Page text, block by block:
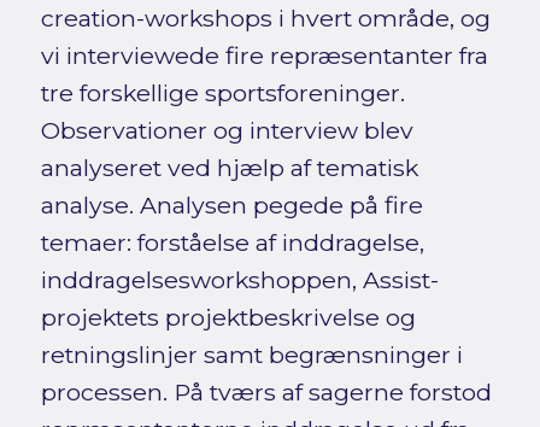
creation-workshops i hvert område, og
vi interviewede fire repræsentanter fra
tre forskellige sportsforeninger.
Observationer og interview blev
analyseret ved hjælp af tematisk
analyse. Analysen pegede på fire
temaer: forståelse af inddragelse,
inddragelsesworkshoppen, Assist-
projektets projektbeskrivelse og
retningslinjer samt begrænsninger i
processen. På tværs af sagerne forstod